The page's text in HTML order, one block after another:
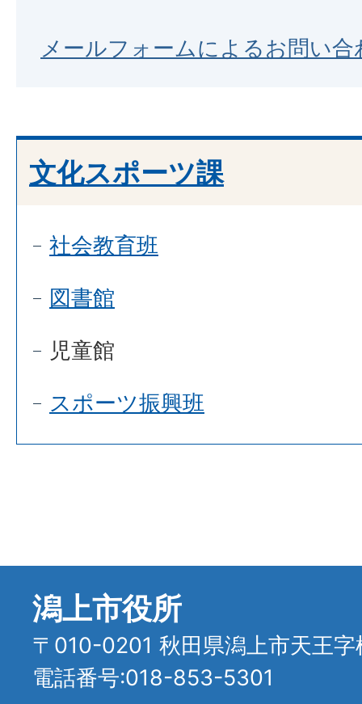
メールフォームによるお問い合
文化スポーツ課
社会教育班
図書館
児童館
スポーツ振興班
潟上市役所
〒010-0201 秋田県潟上市天王
電話番号:018-853-5301